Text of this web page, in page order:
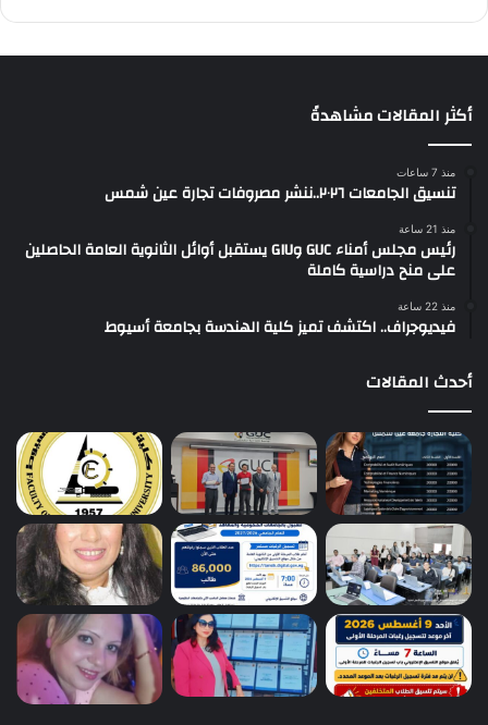
أكثر المقالات مشاهدةً
منذ 7 ساعات
تنسيق الجامعات ٢٠٢٦..ننشر مصروفات تجارة عين شمس
منذ 21 ساعة
رئيس مجلس أمناء GUC وGIU يستقبل أوائل الثانوية العامة الحاصلين
على منح دراسية كاملة
منذ 22 ساعة
فيديوجراف.. اكتشف تميز كلية الهندسة بجامعة أسيوط
أحدث المقالات